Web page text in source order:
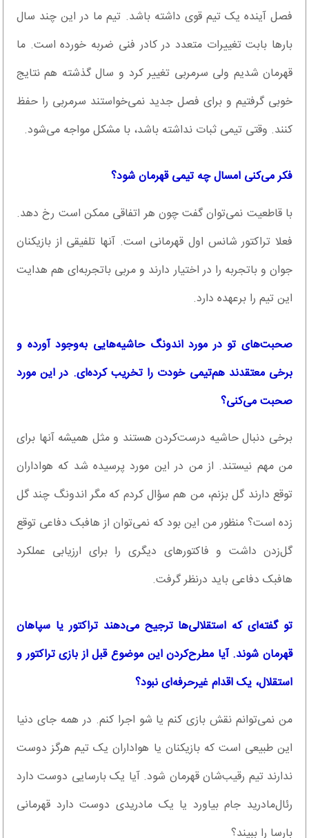
فصل آینده یک تیم قوی داشته باشد. تیم ما در این چند سال
بارها بابت تغییرات متعدد در کادر فنی ضربه خورده است. ما
قهرمان شدیم ولی سرمربی تغییر کرد و سال گذشته هم نتایج
خوبی گرفتیم و برای فصل جدید نمی‌خواستند سرمربی را حفظ
کنند. وقتی تیمی ثبات نداشته باشد، با مشکل مواجه می‌شود.
فکر می‌کنی امسال چه تیمی قهرمان شود؟
با قاطعیت نمی‌توان گفت چون هر اتفاقی ممکن است رخ دهد.
فعلا تراکتور شانس اول قهرمانی است. آنها تلفیقی از بازیکنان
جوان و با‌تجربه را در اختیار دارند و مربی باتجربه‌ای هم هدایت
این تیم را برعهده دارد.
صحبت‌های تو در مورد اندونگ حاشیه‌هایی‌ به‌وجود آورده و
برخی معتقدند هم‌تیمی خودت را تخریب کرده‌ای. در این مورد
صحبت می‌کنی؟
برخی دنبال حاشیه درست‌کردن هستند و مثل همیشه آنها برای
من مهم نیستند. از من در این مورد پرسیده شد که هواداران
توقع دارند گل بزنم، من هم سؤال کردم که مگر اندونگ چند گل
زده است؟ منظور من این بود که نمی‌توان از هافبک دفاعی توقع
گل‌زدن داشت و فاکتورهای دیگری را برای ارزیابی عملکرد
هافبک دفاعی باید درنظر گرفت.
تو گفته‌ای که استقلالی‌ها ترجیح می‌دهند تراکتور یا سپاهان
قهرمان شوند. آیا مطرح‌کردن این موضوع قبل از بازی تراکتور و
استقلال، یک اقدام غیرحرفه‌ای نبود؟
من نمی‌توانم نقش بازی کنم یا شو اجرا کنم. در همه جای دنیا
این طبیعی است که بازیکنان یا هواداران یک تیم هرگز دوست
ندارند تیم رقیب‌شان قهرمان شود. آیا یک بارسایی دوست دارد
رئال‌مادرید جام بیاورد یا یک مادریدی دوست دارد قهرمانی
بارسا را ببیند؟